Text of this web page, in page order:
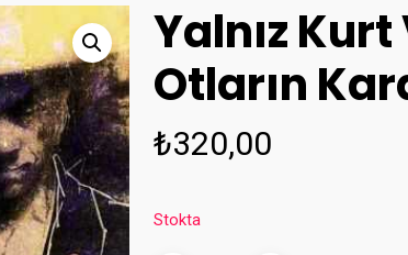
Yalnız
Otların
₺320,00
Stokta